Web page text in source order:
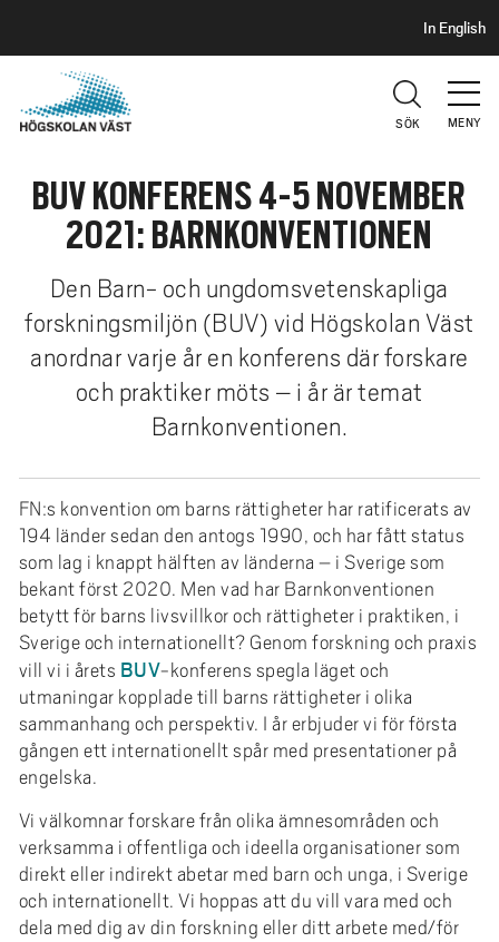
D
H
U
V
In English
MENY
SÖK
BUV KONFERENS 4-5 NOVEMBER
2021: BARNKONVENTIONEN
Den Barn- och ungdomsvetenskapliga
forskningsmiljön (BUV) vid Högskolan Väst
anordnar varje år en konferens där forskare
och praktiker möts – i år är temat
Barnkonventionen.
FN:s konvention om barns rättigheter har ratificerats av
194 länder sedan den antogs 1990, och har fått status
som lag i knappt hälften av länderna – i Sverige som
bekant först 2020. Men vad har Barnkonventionen
betytt för barns livsvillkor och rättigheter i praktiken, i
Sverige och internationellt? Genom forskning och praxis
vill vi i årets BUV-konferens spegla läget och
utmaningar kopplade till barns rättigheter i olika
sammanhang och perspektiv. I år erbjuder vi för första
gången ett internationellt spår med presentationer på
engelska.
Vi välkomnar forskare från olika ämnesområden och
verksamma i offentliga och ideella organisationer som
direkt eller indirekt abetar med barn och unga, i Sverige
och internationellt. Vi hoppas att du vill vara med och
dela med dig av din forskning eller ditt arbete med/för